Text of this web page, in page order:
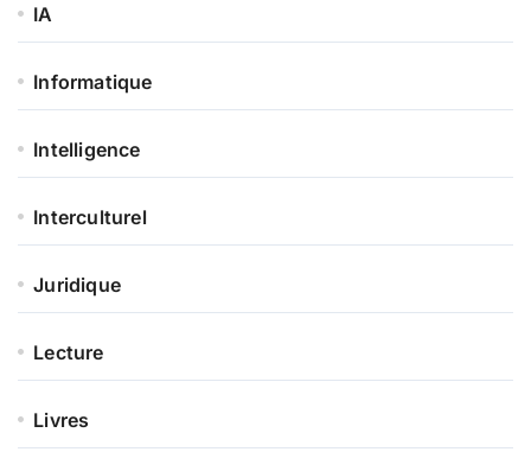
IA
Informatique
Intelligence
Interculturel
Juridique
Lecture
Livres